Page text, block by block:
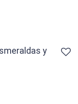
y